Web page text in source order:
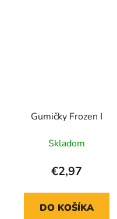
Gumičky Frozen I
Skladom
€2,97
DO KOŠÍKA